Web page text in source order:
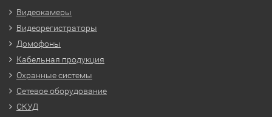
Видеокамеры
Видеорегистраторы
Домофоны
Кабельная продукция
Охранные системы
Сетевое оборудование
СКУД